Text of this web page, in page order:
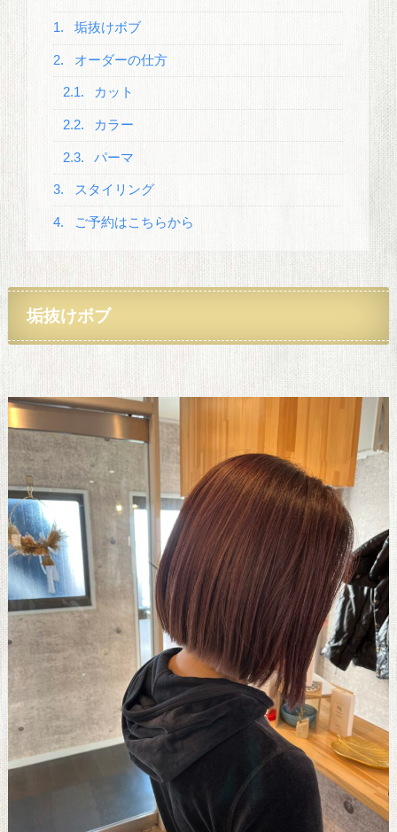
1. 垢抜けボブ
2. オーダーの仕方
2.1. カット
2.2. カラー
2.3. パーマ
3. スタイリング
4. ご予約はこちらから
垢抜けボブ